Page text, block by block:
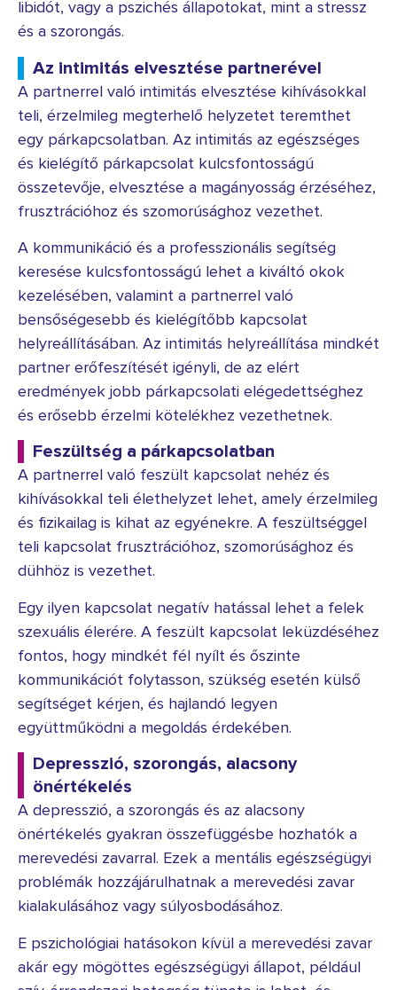
libidót, vagy a pszichés állapotokat, mint a stressz
és a szorongás.
Az intimitás elvesztése partnerével
A partnerrel való intimitás elvesztése kihívásokkal
teli, érzelmileg megterhelő helyzetet teremthet
egy párkapcsolatban. Az intimitás az egészséges
és kielégítő párkapcsolat kulcsfontosságú
összetevője, elvesztése a magányosság érzéséhez,
frusztrációhoz és szomorúsághoz vezethet.
A kommunikáció és a professzionális segítség
keresése kulcsfontosságú lehet a kiváltó okok
kezelésében, valamint a partnerrel való
bensőségesebb és kielégítőbb kapcsolat
helyreállításában. Az intimitás helyreállítása mindkét
partner erőfeszítését igényli, de az elért
eredmények jobb párkapcsolati elégedettséghez
és erősebb érzelmi kötelékhez vezethetnek.
Feszültség a párkapcsolatban
A partnerrel való feszült kapcsolat nehéz és
kihívásokkal teli élethelyzet lehet, amely érzelmileg
és fizikailag is kihat az egyénekre. A feszültséggel
teli kapcsolat frusztrációhoz, szomorúsághoz és
dühhöz is vezethet.
Egy ilyen kapcsolat negatív hatással lehet a felek
szexuális élerére. A feszült kapcsolat leküzdéséhez
fontos, hogy mindkét fél nyílt és őszinte
kommunikációt folytasson, szükség esetén külső
segítséget kérjen, és hajlandó legyen
együttműködni a megoldás érdekében.
Depresszió, szorongás, alacsony
önértékelés
A depresszió, a szorongás és az alacsony
önértékelés gyakran összefüggésbe hozhatók a
merevedési zavarral. Ezek a mentális egészségügyi
problémák hozzájárulhatnak a merevedési zavar
kialakulásához vagy súlyosbodásához.
E pszichológiai hatásokon kívül a merevedési zavar
akár egy mögöttes egészségügyi állapot, például